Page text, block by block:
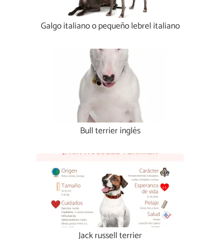
Galgo italiano o pequeño lebrel italiano
Bull terrier inglés
Jack russell terrier